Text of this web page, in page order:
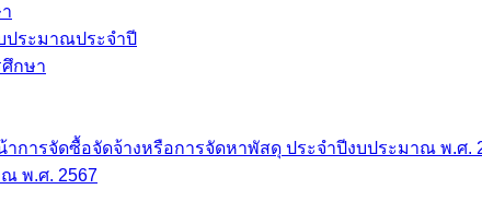
ประมาณประจำปี
กษา
การจัดซื้อจัดจ้างหรือการจัดหาพัสดุ ประจำปีงบประมาณ พ.ศ.
พ.ศ. 2567